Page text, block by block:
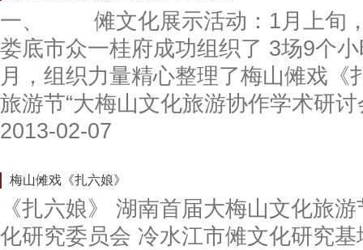
一、 傩文化展示活动：1月上旬，
娄底市众一桂府成功组织了 3场9个
月，组织力量精心整理了梅山傩戏
旅游节“大梅山文化旅游协作学术研
2013-02-07
梅山傩戏《扎六娘》
《扎六娘》 湖南首届大梅山文化旅
化研究委员会 冷水江市傩文化研究